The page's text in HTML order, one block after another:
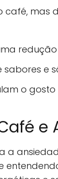
mas
e
o
e